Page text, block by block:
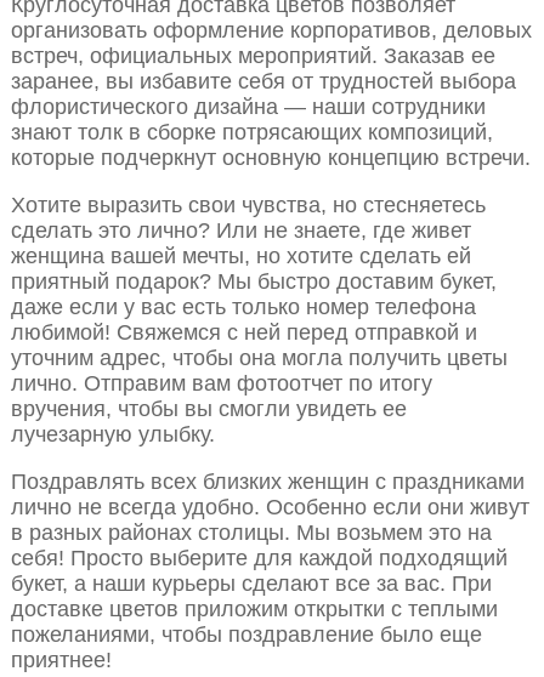
организовать оформление корпоративов, деловых
встреч, официальных мероприятий. Заказав ее
заранее, вы избавите себя от трудностей выбора
флористического дизайна — наши сотрудники
знают толк в сборке потрясающих композиций,
которые подчеркнут основную концепцию встречи.
Хотите выразить свои чувства, но стесняетесь
сделать это лично? Или не знаете, где живет
женщина вашей мечты, но хотите сделать ей
приятный подарок? Мы быстро доставим букет,
даже если у вас есть только номер телефона
любимой! Свяжемся с ней перед отправкой и
уточним адрес, чтобы она могла получить цветы
лично. Отправим вам фотоотчет по итогу
вручения, чтобы вы смогли увидеть ее
лучезарную улыбку.
Поздравлять всех близких женщин с праздниками
лично не всегда удобно. Особенно если они живут
в разных районах столицы. Мы возьмем это на
себя! Просто выберите для каждой подходящий
букет, а наши курьеры сделают все за вас. При
доставке цветов приложим открытки с теплыми
пожеланиями, чтобы поздравление было еще
приятнее!